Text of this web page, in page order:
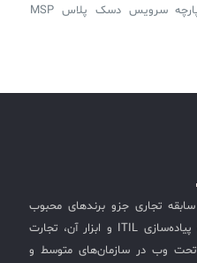
راه‌حل یکپارچه سرویس دسک پلاس MSP
با بیش از 10 سال سابقه تجاری جزو برندهای محبوب
فناوری اطلاعات و ارتباطات در حوزه پیاده‌سازی ITIL و ابزار آن، تجارت
تحت وب در سازمان‌های متوسط و